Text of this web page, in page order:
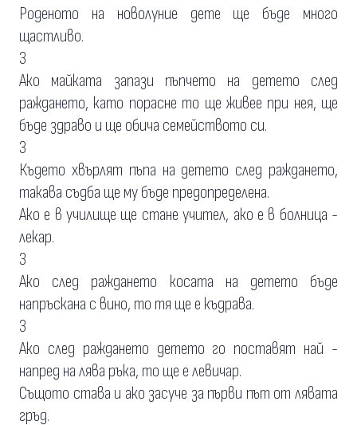
Роденото на новолуние дете ще бъде много
щастливо.
3
Ако майката запази пъпчето на детето след
раждането, като порасне то ще живее при нея, ще
бъде здраво и ще обича семейството си.
3
Където хвърлят пъпа на детето след раждането,
такава съдба ще му бъде предопределена.
Ако е в училище ще стане учител, ако е в болница -
лекар.
3
Ако след раждането косата на детето бъде
напръскана с вино, то тя ще е къдрава.
3
Ако след раждането детето го поставят най -
напред на лява ръка, то ще е левичар.
Същото става и ако засуче за първи път от лявата
гръд.